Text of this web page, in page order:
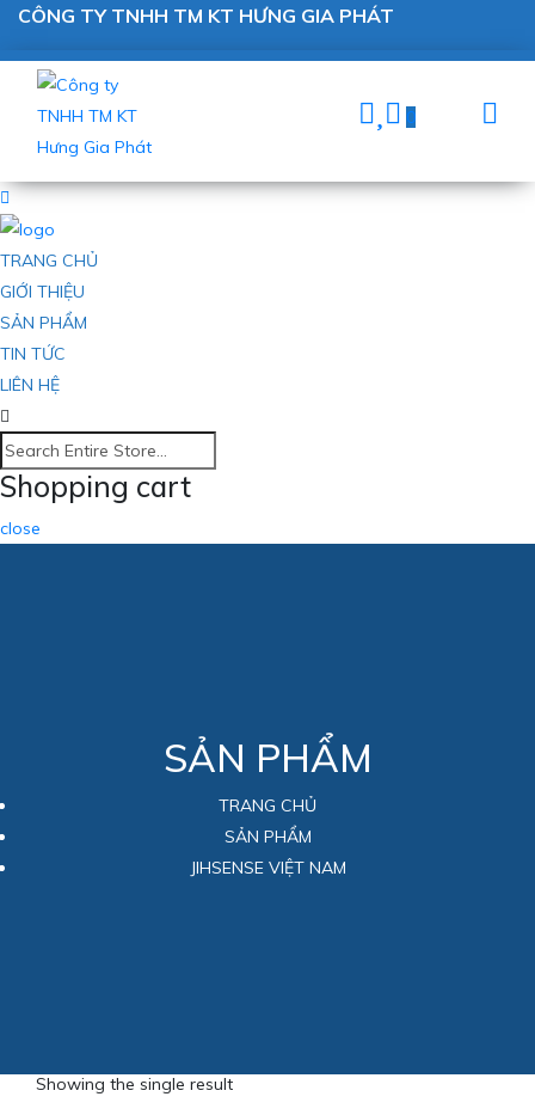
CÔNG TY TNHH TM KT HƯNG GIA PHÁT
0
TRANG CHỦ
GIỚI THIỆU
SẢN PHẨM
TIN TỨC
LIÊN HỆ
Shopping cart
close
SẢN PHẨM
TRANG CHỦ
SẢN PHẨM
JIHSENSE VIỆT NAM
Showing the single result